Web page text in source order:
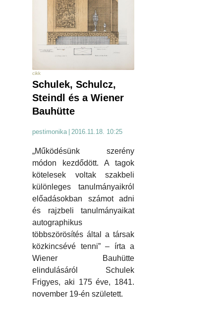
cikk
Schulek, Schulcz,
Steindl és a Wiener
Bauhütte
pestimonika | 2016.11.18. 10:25
„Működésünk szerény
módon kezdődött. A tagok
kötelesek voltak szakbeli
különleges tanulmányaikról
előadásokban számot adni
és rajzbeli tanulmányaikat
autographikus
többszörösítés által a társak
közkincsévé tenni” – írta a
Wiener Bauhütte
elindulásáról Schulek
Frigyes, aki 175 éve, 1841.
november 19-én született.